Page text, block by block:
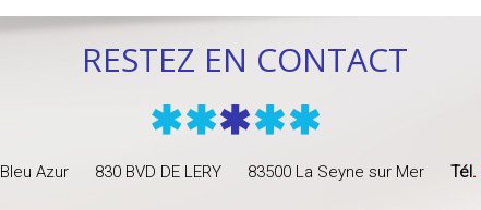
RESTEZ EN CONTACT
Azur 830 BVD DE LERY 83500 La Seyne sur Mer Tél.